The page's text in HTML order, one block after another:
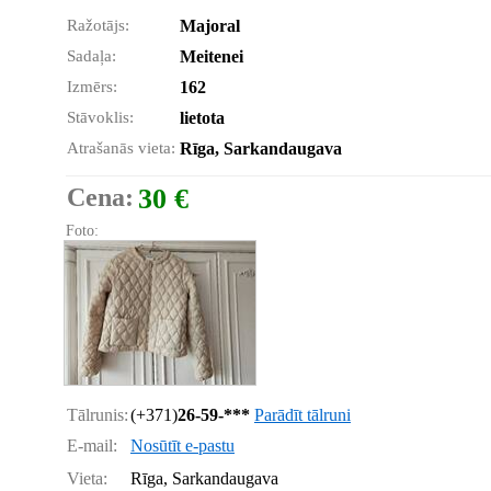
Ražotājs: Majoral
Sadaļa: Meitenei
Izmērs: 162
Stāvoklis: lietota
Atrašanās vieta: Rīga, Sarkandaugava
Cena: 30 €
Foto:
Tālrunis:(+371)26-59-*** Parādīt tālruni
E-mail: Nosūtīt e-pastu
Vieta: Rīga, Sarkandaugava